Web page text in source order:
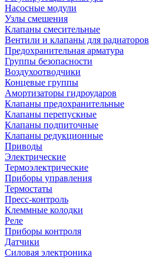
Насосные модули
Узлы смешения
Клапаны смесительные
Вентили и клапаны для радиаторов
Предохранительная арматура
Группы безопасности
Воздухоотводчики
Концевые группы
Амортизаторы гидроударов
Клапаны предохранительные
Клапаны перепускные
Клапаны подпиточные
Клапаны редукционные
Приводы
Электрические
Термоэлектрические
Приборы управления
Термостаты
Пресс-контроль
Клеммные колодки
Реле
Приборы контроля
Датчики
Силовая электроника